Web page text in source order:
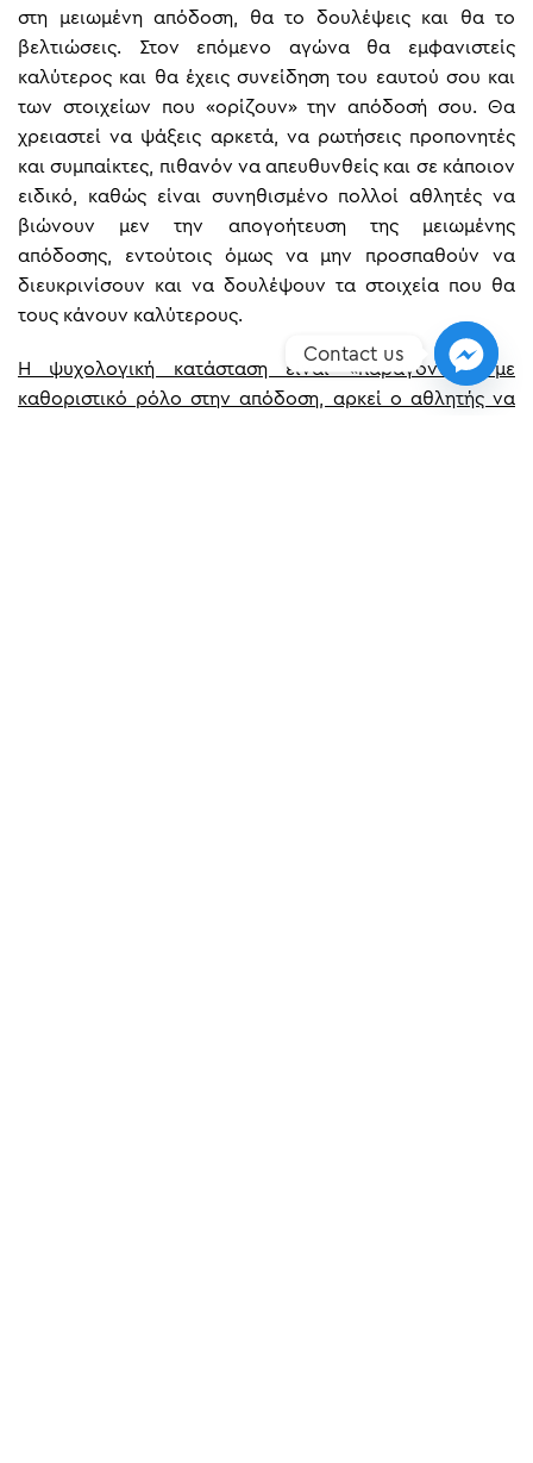
στη μειωμένη απόδοση, θα το δουλέψεις και θα το
βελτιώσεις. Στον επόμενο αγώνα θα εμφανιστείς
καλύτερος και θα έχεις συνείδηση του εαυτού σου και
των στοιχείων που «ορίζουν» την απόδοσή σου. Θα
χρειαστεί να ψάξεις αρκετά, να ρωτήσεις προπονητές
και συμπαίκτες, πιθανόν να απευθυνθείς και σε κάποιον
ειδικό, καθώς είναι συνηθισμένο πολλοί αθλητές να
βιώνουν μεν την απογοήτευση της μειωμένης
απόδοσης, εντούτοις όμως να μην προσπαθούν να
διευκρινίσουν και να δουλέψουν τα στοιχεία που θα
τους κάνουν καλύτερους.
Η ψυχολογική κατάσταση είναι «παράγοντας» με
καθοριστικό ρόλο στην απόδοση, αρκεί ο αθλητής να
Contact us